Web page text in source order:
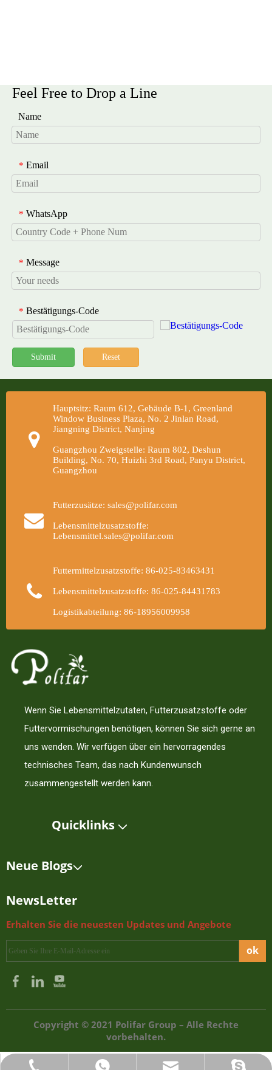
Feel Free to Drop a Line
Name
* Email
* WhatsApp
* Message
* Bestätigungs-Code
Submit Reset
Hauptsitz: Raum 612, Gebäude B-1, Greenland
Window Business Plaza, No. 2 Jinlan Road,
Jiangning District, Nanjing
Guangzhou Zweigstelle: Raum 802, Deshun
Building, No. 70, Huizhi 3rd Road, Panyu District,
Guangzhou
Futterzusätze: sales@polifar.com
Lebensmittelzusatzstoffe:
Lebensmittel.sales@polifar.com
Futtermittelzusatzstoffe: 86-025-83463431
Lebensmittelzusatzstoffe: 86-025-84431783
Logistikabteilung: 86-18956009958
Wenn Sie Lebensmittelzutaten, Futterzusatzstoffe oder
Futtervormischungen benötigen, können Sie sich gerne an
uns wenden. Wir verfügen über ein hervorragendes
technisches Team, das nach Kundenwunsch
zusammengestellt werden kann.
Quicklinks
Neue Blogs
NewsLetter
Erhalten Sie die neuesten Updates und Angebote
ok
Copyright © 2021 Polifar Group – Alle Rechte
vorbehalten.